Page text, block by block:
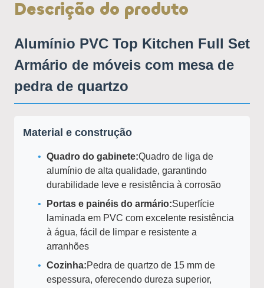
Descrição do produto
Alumínio PVC Top Kitchen Full Set
Armário de móveis com mesa de
pedra de quartzo
Material e construção
Quadro do gabinete:Quadro de liga de
alumínio de alta qualidade, garantindo
durabilidade leve e resistência à corrosão
Portas e painéis do armário:Superfície
laminada em PVC com excelente resistência
à água, fácil de limpar e resistente a
arranhões
Cozinha:Pedra de quartzo de 15 mm de
espessura, oferecendo dureza superior,